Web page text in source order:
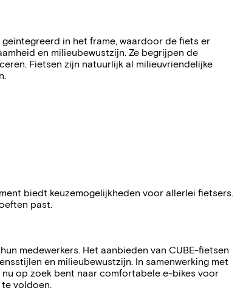
in het frame, waardoor de fiets er
en milieubewustzijn. Ze begrijpen de
Fietsen zijn natuurlijk al milieuvriendelijke
biedt keuzemogelijkheden voor allerlei fietsers.
past.
medewerkers. Het aanbieden van CUBE-fietsen
en milieubewustzijn. In samenwerking met
op zoek bent naar comfortabele e-bikes voor
voldoen.